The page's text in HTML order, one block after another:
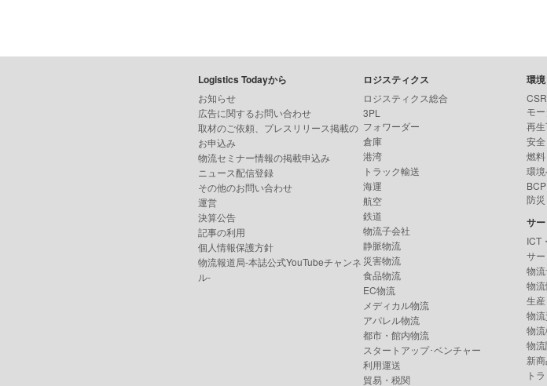
Logistics Todayから
お知らせ
広告に関するお問い合わせ
取材のご依頼、プレスリリース掲載の
お申込み
物流セミナー情報の掲載申込み
ニュース配信登録
その他のお問い合わせ
運営
決算公告
記事の利用
個人情報保護方針
物流報道局-本誌公式YouTubeチャンネ
ル-
ロジスティクス
ロジスティクス総合
3PL
フォワーダー
倉庫
港湾
トラック輸送
海運
航空
鉄道
物流子会社
静脈物流
災害物流
食品物流
EC物流
メディカル物流
アパレル物流
都市・館内物流
スタートアップ･ベンチャー
利用運送
貿易・税関
環
CSR
モ
再
安全
燃料
環
BCP
防
サ
ICT
サ
物
物
生
物
物
物
新
ト